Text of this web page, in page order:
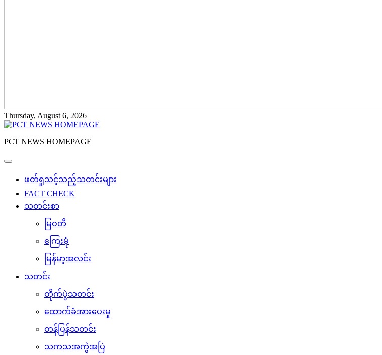
Thursday, August 6, 2026
PCT NEWS HOMEPAGE
ဖတ်ရှုသင့်သည့်သတင်းများ
FACT CHECK
သတင်းစာ
မြဝတီ
ကြေးမုံ
မြန်မာ့အလင်း
သတင်း
တိုက်ပွဲသတင်း
ထောက်ခံအားပေးမှု
တန်ပြန်သတင်း
သကသအကွဲအပြဲ